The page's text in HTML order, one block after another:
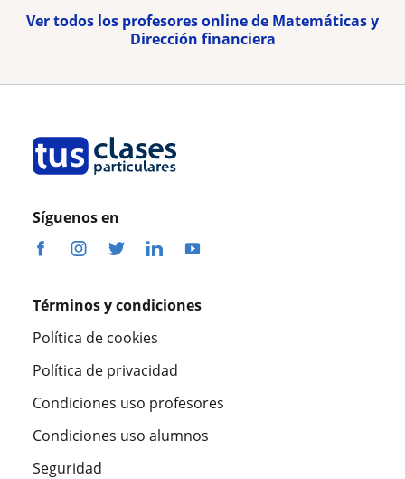
Ver todos los profesores online de Matemáticas y
Dirección financiera
Síguenos en
Términos y condiciones
Política de cookies
Política de privacidad
Condiciones uso profesores
Condiciones uso alumnos
Seguridad